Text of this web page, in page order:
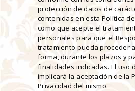
protección de datos de
contenidas en esta Política
como que acepte el
personales para que el
tratamiento pueda proceder
forma, durante los plazos y
finalidades indicadas. El uso
implicará la aceptación de la
Privacidad del mismo.